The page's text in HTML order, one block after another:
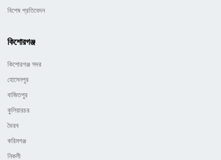
বিশেষ প্রতিবেদন
কিশোরগঞ্জ
কিশোরগঞ্জ সদর
হোসেনপুর
বাজিতপুর
কুলিয়ারচর
ভৈরব
করিমগঞ্জ
নিকলী